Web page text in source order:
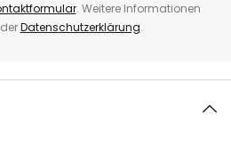
. Weitere Informationen
Datenschutzerklärung.